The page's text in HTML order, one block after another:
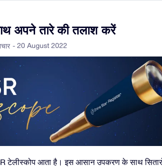
अपने तारे की तलाश करें
- 20 August 2022
टेलीस्कोप आता है। इस आसान उपकरण के साथ